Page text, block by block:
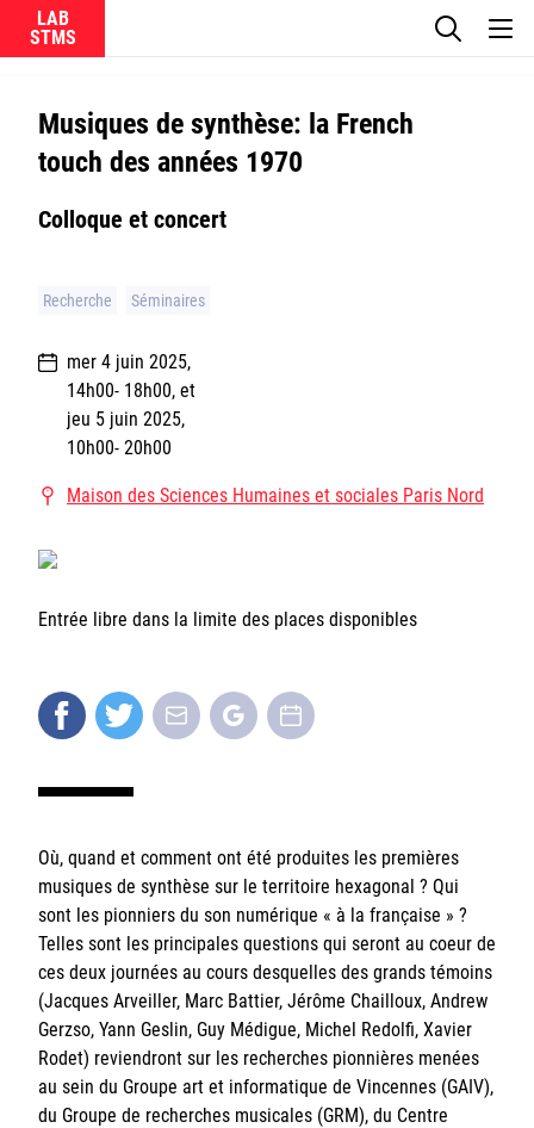
LAB
Ircam
CNRS
Sorbonne Université
Ministère de la Culture
Offres d'emplois/stages
Login/Signup
Le laboratoire
La recherche
Actualités
Équipes
Musiques de synthèse: la French
touch des années 1970
Colloque et concert
Recherche Séminaires
mer 4 juin 2025,
14h00- 18h00, et
jeu 5 juin 2025,
10h00- 20h00
Maison des Sciences Humaines et sociales Paris Nord
Entrée libre dans la limite des places disponibles
Où, quand et comment ont été produites les premières
musiques de synthèse sur le territoire hexagonal ? Qui
sont les pionniers du son numérique « à la française » ?
Telles sont les principales questions qui seront au coeur de
ces deux journées au cours desquelles des grands témoins
(Jacques Arveiller, Marc Battier, Jérôme Chailloux, Andrew
Gerzso, Yann Geslin, Guy Médigue, Michel Redolfi, Xavier
Rodet) reviendront sur les recherches pionnières menées
au sein du Groupe art et informatique de Vincennes (GAIV),
du Groupe de recherches musicales (GRM), du Centre